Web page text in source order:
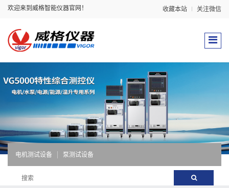
欢迎来到威格智能仪器官网！ 收藏本站 关注微信
电机测试设备 泵测试设备